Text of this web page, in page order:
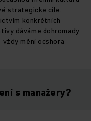
strategické cíle.
konkrétních
dáváme dohromady
mění odshora
s manažery?